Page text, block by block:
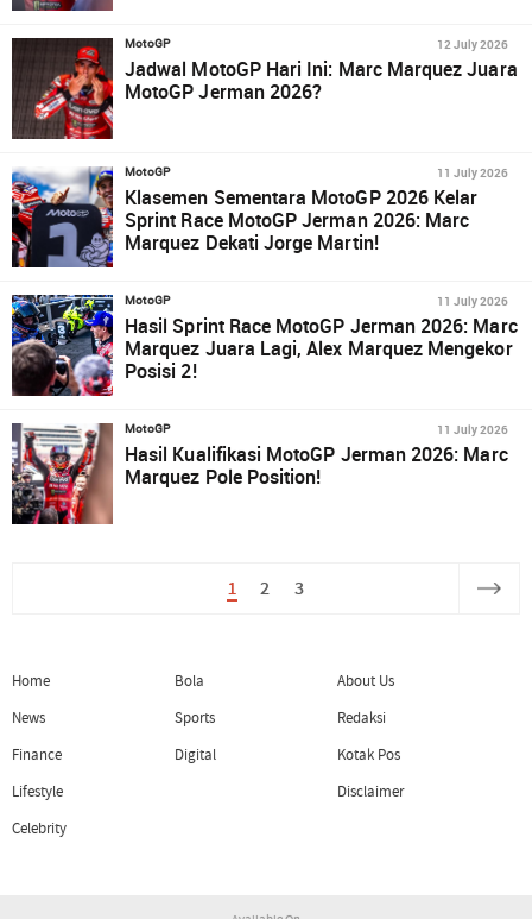
MotoGP 12 July 2026
Jadwal MotoGP Hari Ini: Marc Marquez Juara
MotoGP Jerman 2026?
MotoGP 11 July 2026
Klasemen Sementara MotoGP 2026 Kelar
Sprint Race MotoGP Jerman 2026: Marc
Marquez Dekati Jorge Martin!
MotoGP 11 July 2026
Hasil Sprint Race MotoGP Jerman 2026: Marc
Marquez Juara Lagi, Alex Marquez Mengekor
Posisi 2!
MotoGP 11 July 2026
Hasil Kualifikasi MotoGP Jerman 2026: Marc
Marquez Pole Position!
1 2 3
Home
News
Finance
Lifestyle
Celebrity
Bola
Sports
Digital
About Us
Redaksi
Kotak Pos
Disclaimer